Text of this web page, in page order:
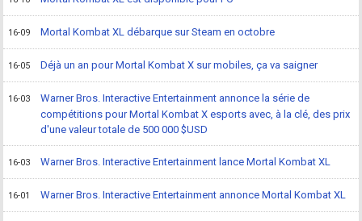
16-09 Mortal Kombat XL débarque sur Steam en octobre
16-05 Déjà un an pour Mortal Kombat X sur mobiles, ça va saigner
16-03
Warner Bros. Interactive Entertainment annonce la série de
compétitions pour Mortal Kombat X esports avec, à la clé, des prix
d'une valeur totale de 500 000 $USD
16-03 Warner Bros. Interactive Entertainment lance Mortal Kombat XL
16-01 Warner Bros. Interactive Entertainment annonce Mortal Kombat XL